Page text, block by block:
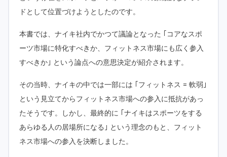
ドとして位置づけようとしたのです。
本書では、ナイキ社内でかつて議論となった ｢コアなスポ
ーツ市場に特化すべきか、フィットネス市場にも広く参入
すべきか｣ という論点への意思決定が紹介されます。
その当時、ナイキの中では一部には ｢フィットネス = 軟弱｣
という見立てからフィットネス市場への参入に抵抗があっ
たそうです。しかし、最終的に ｢ナイキはスポーツをする
あらゆる人の居場所になる｣ という理念のもと、フィット
ネス市場への参入を決断しました。